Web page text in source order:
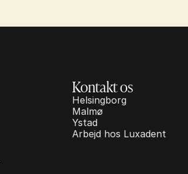
Kontakt os
Helsingborg
Malmø
Ystad
Arbejd hos Luxadent